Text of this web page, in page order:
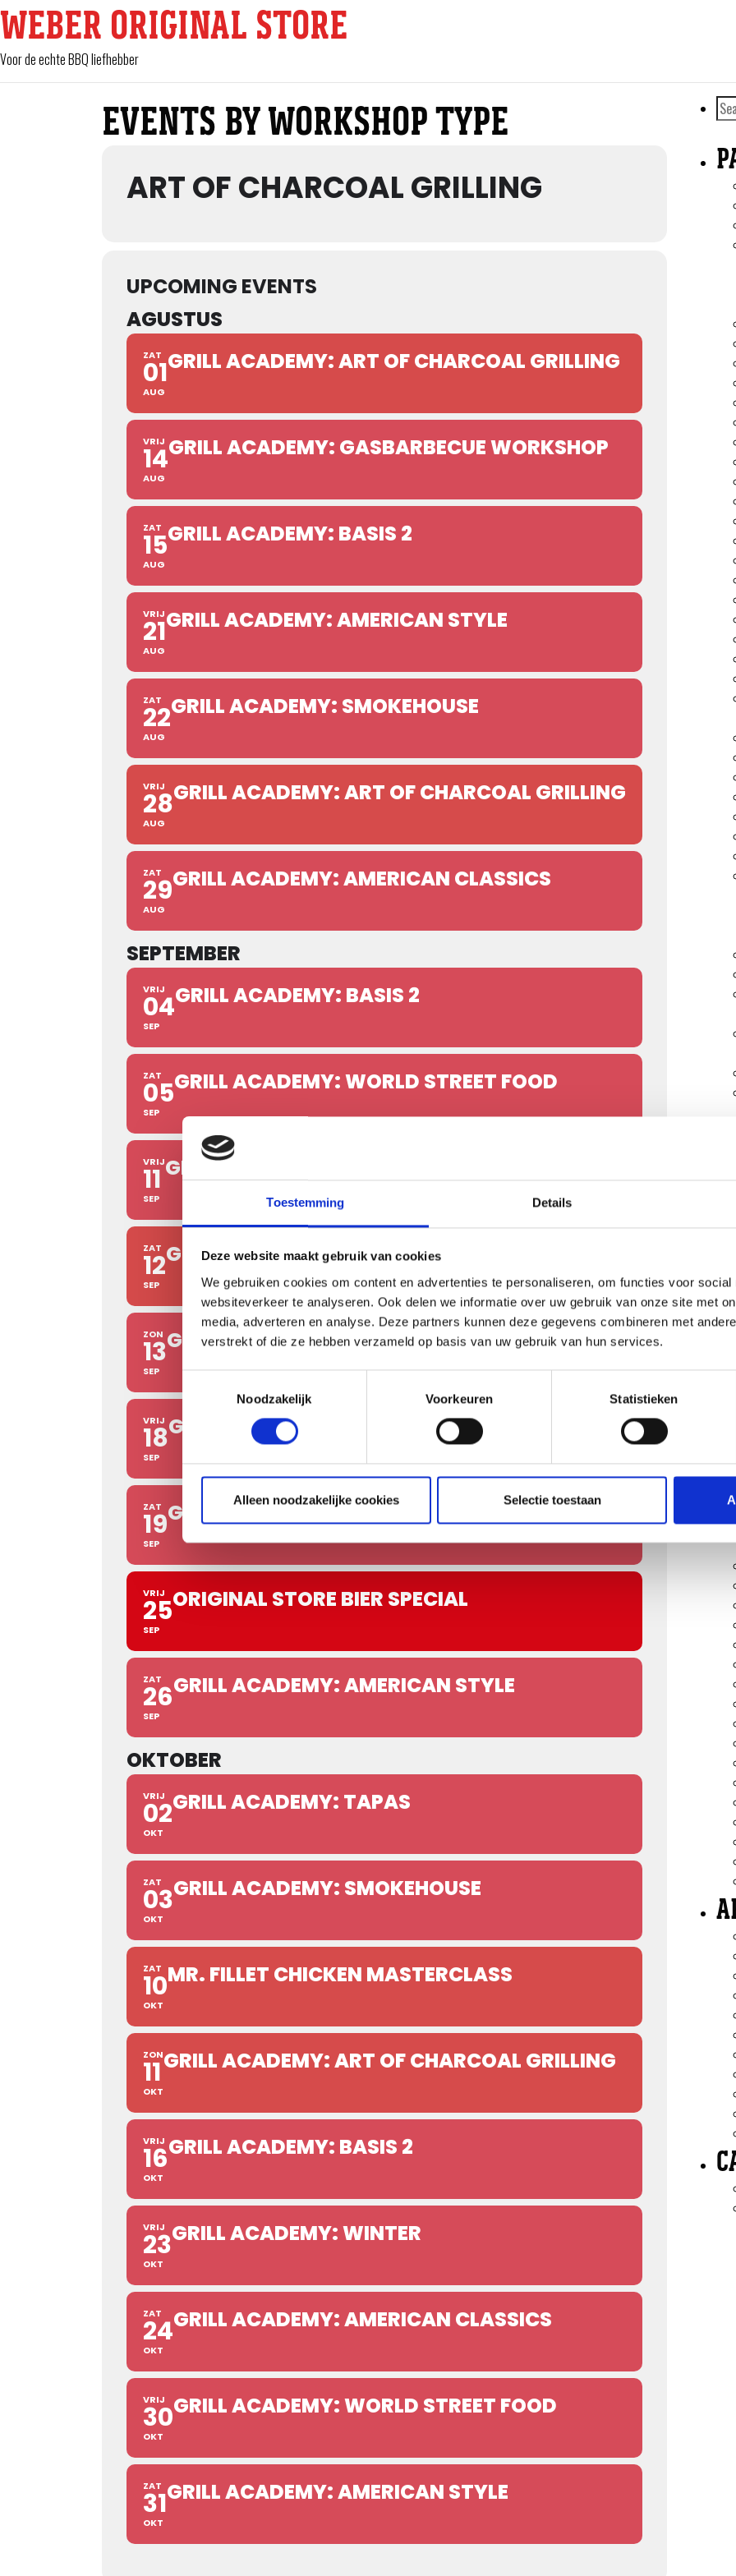
Toestemming Details
Deze website maakt gebruik van cookies
We gebruiken cookies om content en advertenties te personaliseren, om functies voor social
websiteverkeer te analyseren. Ook delen we informatie over uw gebruik van onze site met
media, adverteren en analyse. Deze partners kunnen deze gegevens combineren met
verstrekt of die ze hebben verzameld op basis van uw gebruik van hun services.
Noodzakelijk
Voorkeuren Statistieken
Alleen noodzakelijke cookies Selectie toestaan
WEBER ORIGINAL STORE
Voor de echte BBQ liefhebber
EVENTS BY WORKSHOP TYPE
ART OF CHARCOAL GRILLING
UPCOMING EVENTS
AGUSTUS
ZAT
01
AUG
GRILL ACADEMY: ART OF CHARCOAL GRILLING
VRIJ
14
AUG
GRILL ACADEMY: GASBARBECUE WORKSHOP
ZAT
15
AUG
GRILL ACADEMY: BASIS 2
VRIJ
21
AUG
GRILL ACADEMY: AMERICAN STYLE
ZAT
22
AUG
GRILL ACADEMY: SMOKEHOUSE
VRIJ
28
AUG
GRILL ACADEMY: ART OF CHARCOAL GRILLING
ZAT
29
AUG
GRILL ACADEMY: AMERICAN CLASSICS
SEPTEMBER
VRIJ
04
SEP
GRILL ACADEMY: BASIS 2
ZAT
05
SEP
GRILL ACADEMY: WORLD STREET FOOD
VRIJ
11
SEP
GRILL ACADEMY: AMERICAN STYLE
ZAT
12
SEP
GRILL ACADEMY: ART OF CHARCOAL GRILLING
ZON
13
SEP
GRILL ACADEMY: MEDITERRAAN
VRIJ
18
SEP
GRILL ACADEMY: GASBARBECUE WORKSHOP
ZAT
19
SEP
GRILL ACADEMY: BASIS 2
VRIJ
25
SEP
ORIGINAL STORE BIER SPECIAL
ZAT
26
SEP
GRILL ACADEMY: AMERICAN STYLE
OKTOBER
VRIJ
02
OKT
GRILL ACADEMY: TAPAS
ZAT
03
OKT
GRILL ACADEMY: SMOKEHOUSE
ZAT
10
OKT
MR. FILLET CHICKEN MASTERCLASS
ZON
11
OKT
GRILL ACADEMY: ART OF CHARCOAL GRILLING
VRIJ
16
OKT
GRILL ACADEMY: BASIS 2
VRIJ
23
OKT
GRILL ACADEMY: WINTER
ZAT
24
OKT
GRILL ACADEMY: AMERICAN CLASSICS
VRIJ
30
OKT
GRILL ACADEMY: WORLD STREET FOOD
ZAT
31
OKT
GRILL ACADEMY: AMERICAN STYLE
for: